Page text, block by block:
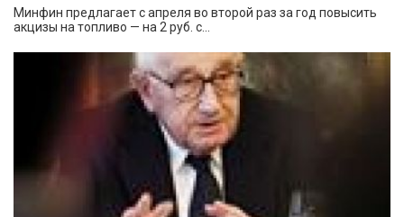
Минфин предлагает с апреля во второй раз за год повысить
акцизы на топливо — на 2 руб. с...